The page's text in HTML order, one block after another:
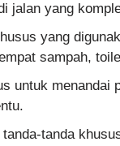
jalan yang
yang
sampah,
untuk menandai
tanda